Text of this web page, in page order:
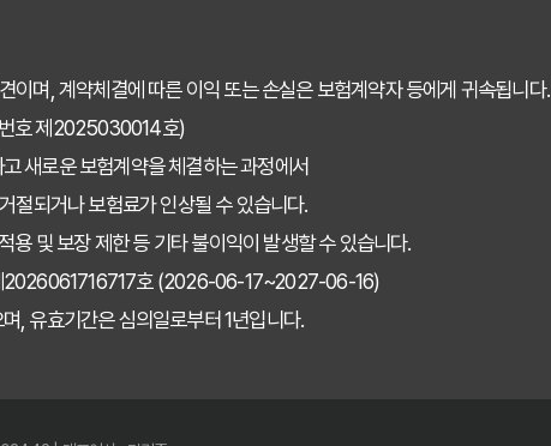
이며, 계약체결에 따른 이익 또는 손실은 보험계약자 등에게 귀속됩니다.
호 제2025030014호)
새로운 보험계약을 체결하는 과정에서
절되거나 보험료가 인상될 수 있습니다.
및 보장 제한 등 기타 불이익이 발생할 수 있습니다.
2026061716717호 (2026-06-17~2027-06-16)
, 유효기간은 심의일로부터 1년입니다.